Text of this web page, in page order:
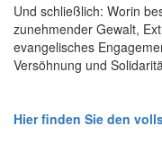
Und schließlich: Worin
zunehmender Gewalt,
evangelisches
Versöhnung und
Hier finden Sie den